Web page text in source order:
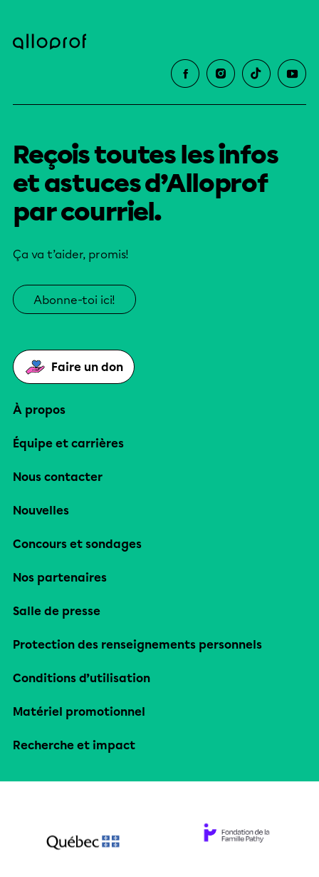
Reçois toutes les infos
et astuces d’Alloprof
par courriel.
Ça va t’aider, promis!
Abonne-toi ici!
Faire un don
À propos
Équipe et carrières
Nous contacter
Nouvelles
Concours et sondages
Nos partenaires
Salle de presse
Protection des renseignements personnels
Conditions d’utilisation
Matériel promotionnel
Recherche et impact